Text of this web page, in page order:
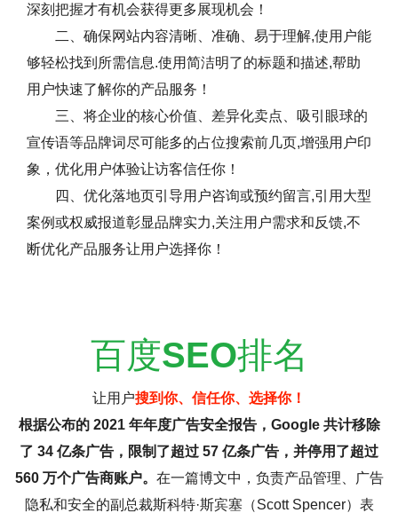
深刻把握才有机会获得更多展现机会！
二、确保网站内容清晰、准确、易于理解,使用户能
够轻松找到所需信息.使用简洁明了的标题和描述,帮助
用户快速了解你的产品服务！
三、将企业的核心价值、差异化卖点、吸引眼球的
宣传语等品牌词尽可能多的占位搜索前几页,增强用户印
象，优化用户体验让访客信任你！
四、优化落地页引导用户咨询或预约留言,引用大型
案例或权威报道彰显品牌实力,关注用户需求和反馈,不
断优化产品服务让用户选择你！
百度SEO排名
让用户搜到你、信任你、选择你！
根据公布的 2021 年年度广告安全报告，Google 共计移除
了 34 亿条广告，限制了超过 57 亿条广告，并停用了超过
560 万个广告商账户。 在一篇博文中，负责产品管理、广告
隐私和安全的副总裁斯科特·斯宾塞（Scott Spencer）表